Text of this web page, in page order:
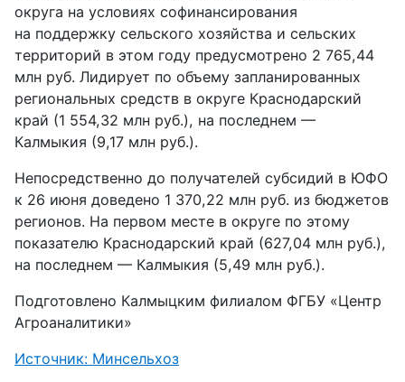
округа на условиях софинансирования
на поддержку сельского хозяйства и сельских
территорий в этом году предусмотрено 2 765,44
млн руб. Лидирует по объему запланированных
региональных средств в округе Краснодарский
край (1 554,32 млн руб.), на последнем —
Калмыкия (9,17 млн руб.).
Непосредственно до получателей субсидий в ЮФО
к 26 июня доведено 1 370,22 млн руб. из бюджетов
регионов. На первом месте в округе по этому
показателю Краснодарский край (627,04 млн руб.),
на последнем — Калмыкия (5,49 млн руб.).
Подготовлено Калмыцким филиалом ФГБУ «Центр
Агроаналитики»
Источник: Минсельхоз